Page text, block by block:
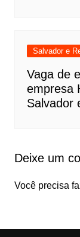
Salvador e
Vaga de
empresa
Salvador
Deixe um
Você precisa